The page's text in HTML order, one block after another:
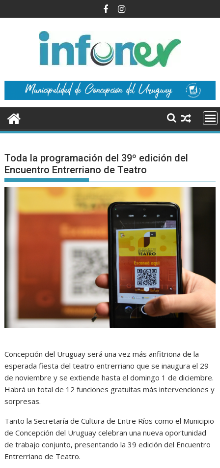
al
Toda la programación del 39º edición del
Encuentro Entrerriano de Teatro
Concepción del Uruguay será una vez más anfitriona de la
esperada fiesta del teatro entrerriano que se inaugura el 29
de noviembre y se extiende hasta el domingo 1 de diciembre.
Habrá un total de 12 funciones gratuitas más intervenciones y
sorpresas.
Tanto la Secretaría de Cultura de Entre Ríos como el Municipio
de Concepción del Uruguay celebran una nueva oportunidad
de trabajo conjunto, presentando la 39 edición del Encuentro
Entrerriano de Teatro.